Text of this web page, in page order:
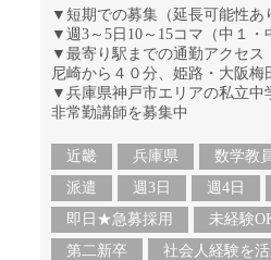
▼短期での募集（延長可能性あ
▼週3～5日10～15コマ（中１・
▼最寄り駅までの通勤アクセス
尼崎から４０分、姫路・大阪梅
▼兵庫県神戸市エリアの私立中
非常勤講師を募集中
近畿 兵庫県 数学教
派遣
週3日 週4日
即日★急募採用
未経験
第二新卒
社会人経験を